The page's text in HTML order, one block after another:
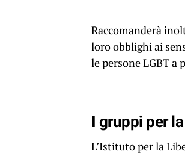
Raccomanderà
loro obblighi ai
le persone LGBT
I gruppi per
L’Istituto per la